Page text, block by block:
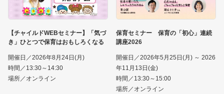
【チャイルドWEBセミナー】「気づ
き」ひとつで保育はおもしろくなる
開催日／2026年8月24日(月)
時間／13:30～14:30
場所／オンライン
保育セミナー 保育の「初心」連続
講座2026
開催日／2026年5月25日(月) ～ 2026
年11月13日(金)
時間／13:30～15:00
場所／オンライン